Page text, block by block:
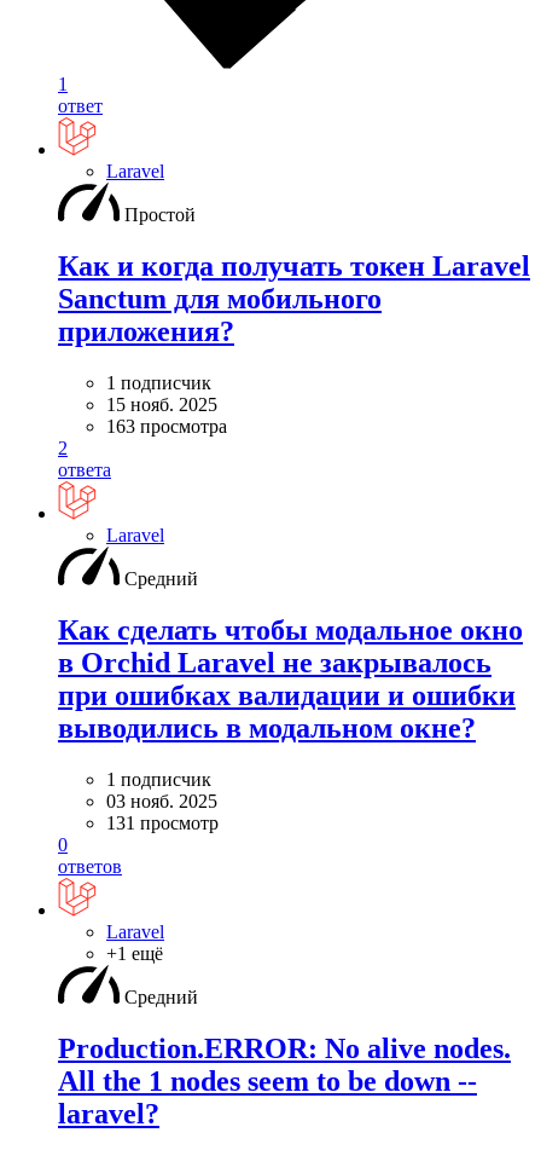
1
ответ
Laravel
Простой
Как и когда получать токен Laravel
Sanctum для мобильного
приложения?
1 подписчик
15 нояб. 2025
163 просмотра
2
ответа
Laravel
Средний
Как сделать чтобы модальное окно
в Orchid Laravel не закрывалось
при ошибках валидации и ошибки
выводились в модальном окне?
1 подписчик
03 нояб. 2025
131 просмотр
0
ответов
Laravel
+1 ещё
Средний
Production.ERROR: No alive nodes.
All the 1 nodes seem to be down --
laravel?